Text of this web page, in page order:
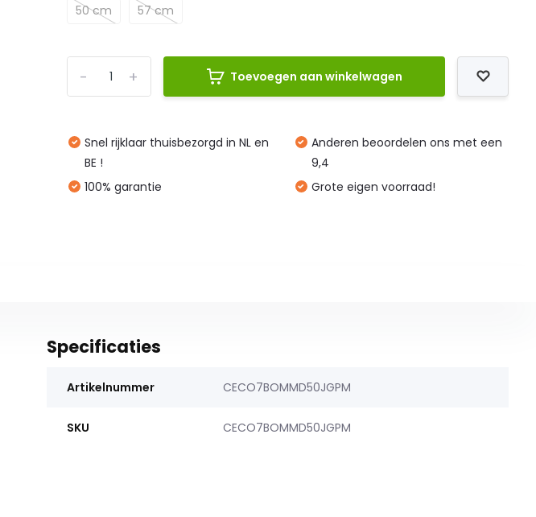
50 cm 57 cm
+
- Toevoegen aan winkelwagen
Snel rijklaar thuisbezorgd in NL en
BE !
100% garantie
Anderen beoordelen ons met een
9,4
Grote eigen voorraad!
Specificaties
Artikelnummer CECO7BOMMD50JGPM
SKU CECO7BOMMD50JGPM